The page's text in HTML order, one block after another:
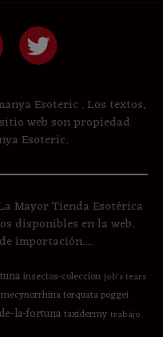
Esoteric . Los textos,
web son propiedad
Esoteric.
Mayor Tienda Esotérica
disponibles en la web.
importación....
insectos-coleccion job's tears
mecynorrhina torquata poggei
la-fortunataxidermy trabajo